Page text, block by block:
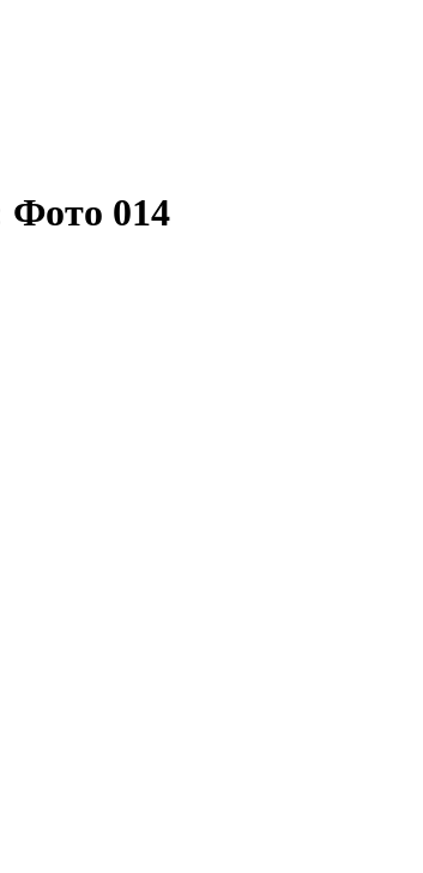
Фото 014